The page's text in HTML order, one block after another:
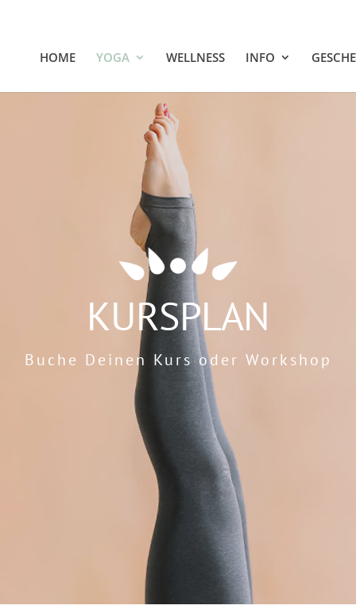
HOME YOGA WELLNESS INFO
KURSPLAN
Buche Deinen Kurs oder Workshop